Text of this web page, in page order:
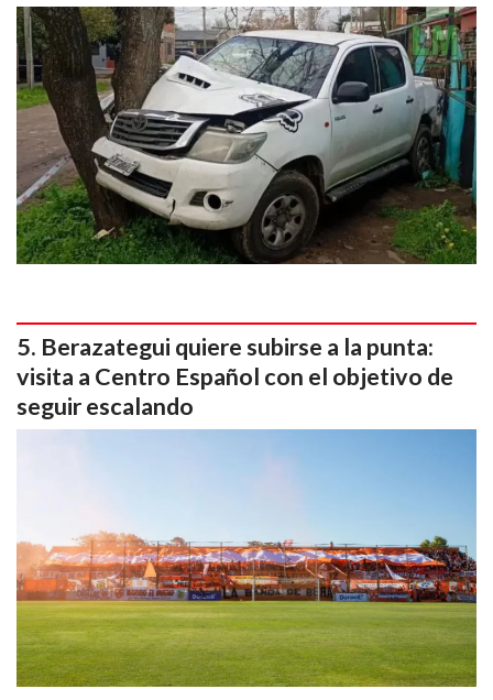
Berazategui quiere subirse a la punta:
visita a Centro Español con el objetivo de
seguir escalando